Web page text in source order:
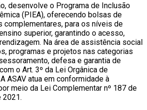
desenvolve o Programa de Inclusão
(PIEA), oferecendo bolsas de
para os níveis de
superior, garantindo o acesso,
Na área de assistência social
programas e projetos nas categorias
defesa e garantia de
o Art. 3º da Lei Orgânica de
ASAV atua em conformidade à
meio da Lei Complementar nº 187 de
2021.